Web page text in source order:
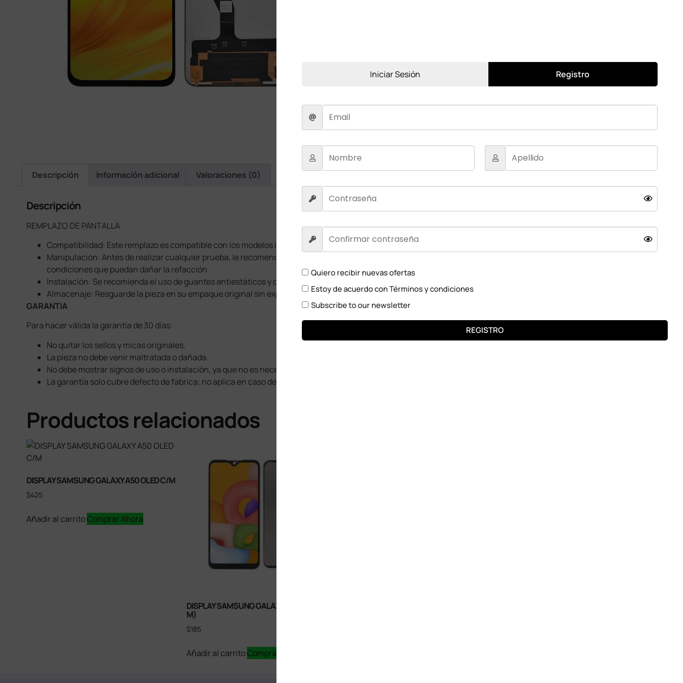
Descripción Información adicional Valoraciones (0)
Descripción
REMPLAZO DE PANTALLA
Compatibilidad: Este remplazo es compatible con los modelos indicados; un modelo incorrecto no funcionará o puede causar dañar a tu equipo.
Manipulación: Antes de realizar cualquier prueba, le recomendamos retirar la batería y verificar que el equipo no fuera sometido a humedad, calor o esté en malas
condiciones que puedan dañar la refacción.
Instalación: Se recomienda el uso de guantes antiestáticos y que la colocación se lleve a cabo por parte de un profesional.
Almacenaje: Resguarde la pieza en su empaque original sin exponerlo a la acumulación de polvo, humedad o calor.
GARANTIA
Para hacer válida la garantía de 30 días:
No quitar los sellos y micas originales.
La pieza no debe venir maltratada o dañada.
No debe mostrar signos de uso o instalación, ya que no es necesaria para detectar alguna falla en la misma.
La garantía solo cubre defecto de fabrica; no aplica en caso de modelo erróneo (verifique antes de comprar).
Productos relacionados
DISPLAY SAMSUNG GALAXY A50 OLED C/M
$425
Añadir al carritoComprar Ahora
DISPLAY SAMSUNG GALAXY A01 (VERSION
M)
$185
Añadir al carritoComprar Ahora
Iniciar Sesión Registro
Quiero recibir nuevas ofertas
Estoy de acuerdo conTérminos y condiciones
Subscribe to our newsletter
REGISTRO